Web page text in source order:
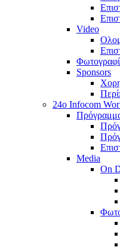
Video
Sponsors
24o Infocom
Media
On